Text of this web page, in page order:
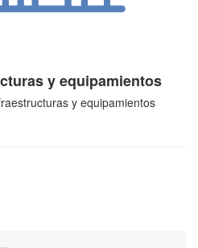
y equipamientos
y equipamientos